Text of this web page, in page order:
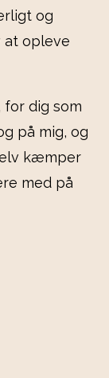
og
at opleve
for dig som
på mig, og
kæmper
med på